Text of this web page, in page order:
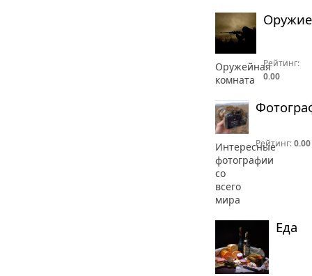
Оружие
Оружейная
комната
Рейтинг:
0.00
Интересные
фотографии
со
всего
мира
Рейтинг:0.00
Еда